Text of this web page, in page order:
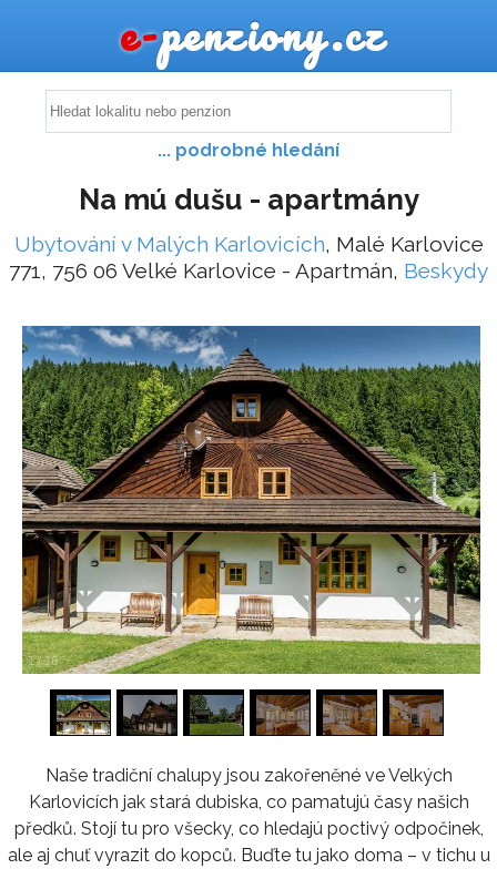
e-penziony.cz
... podrobné hledání
Na mú dušu - apartmány
Ubytování v Malých Karlovicích, Malé Karlovice
771, 756 06 Velké Karlovice - Apartmán, Beskydy
1/16
Naše tradiční chalupy jsou zakořeněné ve Velkých
Karlovicích jak stará dubiska, co pamatujú časy našich
předků. Stojí tu pro všecky, co hledajú poctivý odpočinek,
ale aj chuť vyrazit do kopců. Buďte tu jako doma – v tichu u